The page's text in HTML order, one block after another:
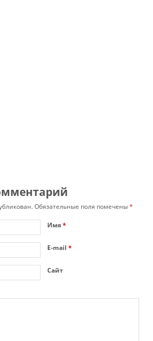
Обязательные поля помечены*
Имя*
E-mail*
Сайт